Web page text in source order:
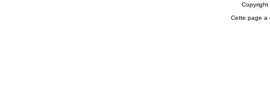
Cette page a